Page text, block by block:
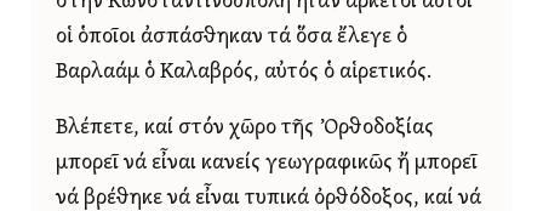
οἱ ὁποῖοι ἀσπάσθηκαν τά ὅσα ἔλεγε ὁ
Βαρλαάμ ὁ Καλαβρός, αὐτός ὁ αἱρετικός.
Βλέπετε, καί στόν χῶρο τῆς Ὀρθοδοξίας
μπορεῖ νά εἶναι κανείς γεωγραφικῶς ἤ μπορεῖ
νά βρέθηκε νά εἶναι τυπικά ὀρθόδοξος, καί νά